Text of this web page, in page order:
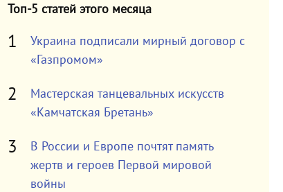
Топ-5 статей этого месяца
Украина подписали мирный договор с
«Газпромом»
Мастерская танцевальных искусств
«Камчатская Бретань»
В России и Европе почтят память
жертв и героев Первой мировой
войны